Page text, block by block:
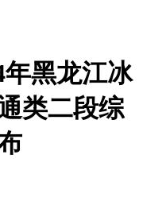
黑龙江冰
类二段综